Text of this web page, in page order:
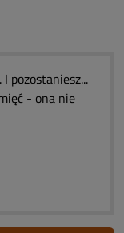
pozostaniesz...
- ona nie